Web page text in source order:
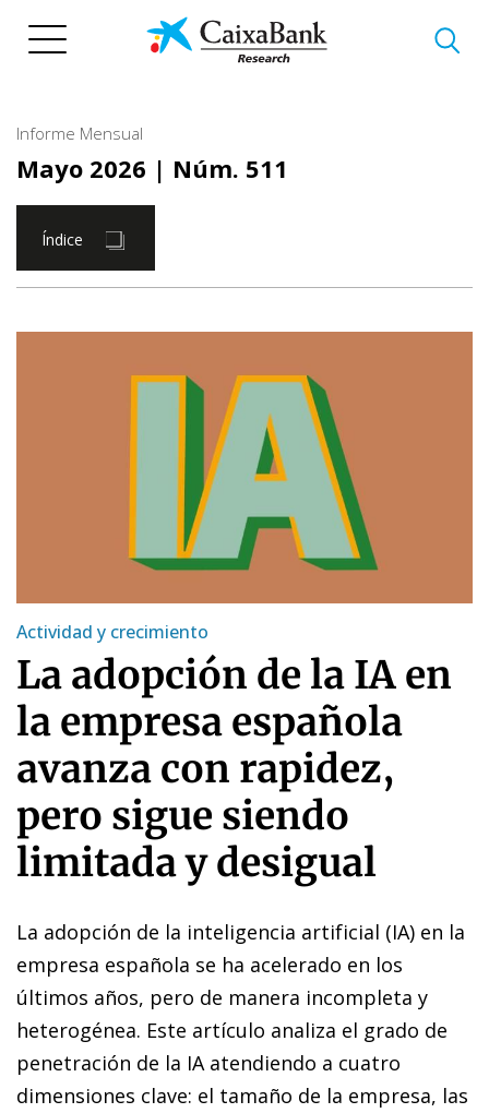
Informe Mensual
Mayo 2026 | Núm. 511
Índice
Actividad y crecimiento
La adopción de la IA en
la empresa española
avanza con rapidez,
pero sigue siendo
limitada y desigual
La adopción de la inteligencia artificial (IA) en la
empresa española se ha acelerado en los
últimos años, pero de manera incompleta y
heterogénea. Este artículo analiza el grado de
penetración de la IA atendiendo a cuatro
dimensiones clave: el tamaño de la empresa, las